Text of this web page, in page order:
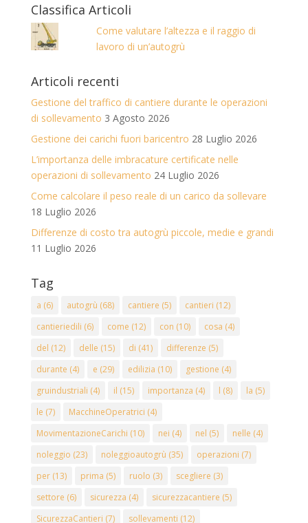
Classifica Articoli
Come valutare l’altezza e il raggio di
lavoro di un’autogrù
Articoli recenti
Gestione del traffico di cantiere durante le operazioni
di sollevamento 3 Agosto 2026
Gestione dei carichi fuori baricentro 28 Luglio 2026
L’importanza delle imbracature certificate nelle
operazioni di sollevamento 24 Luglio 2026
Come calcolare il peso reale di un carico da sollevare
18 Luglio 2026
Differenze di costo tra autogrù piccole, medie e grandi
11 Luglio 2026
Tag
a (6) autogrù (68) cantiere (5) cantieri (12)
cantieriedili (6) come (12) con (10) cosa (4)
del (12) delle (15) di (41) differenze (5)
durante (4) e (29) edilizia (10) gestione (4)
gruindustriali (4) il (15) importanza (4) l (8) la (5)
le (7) MacchineOperatrici (4)
MovimentazioneCarichi (10) nei (4) nel (5) nelle (4)
noleggio (23) noleggioautogrù (35) operazioni (7)
per(13) prima (5) ruolo (3) scegliere (3)
settore (6) sicurezza (4) sicurezzacantiere (5)
SicurezzaCantieri (7) sollevamenti (12)